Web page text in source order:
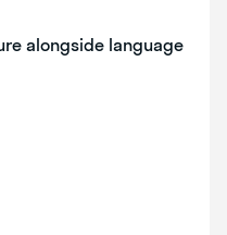
alongside language